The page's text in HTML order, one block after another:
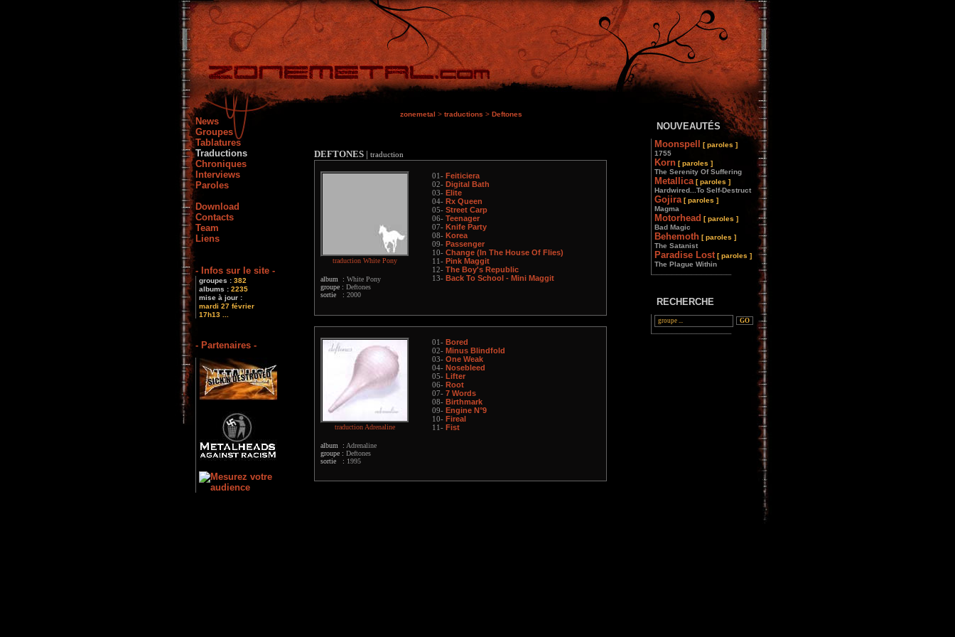
News
Groupes
Tablatures
Traductions
Chroniques
Interviews
Paroles
Download
Contacts
Team
Liens
- Infos sur le site -
groupes : 382
albums : 2235
mise à jour :
mardi 27 février
17h13 ...
- Partenaires -
zonemetal > traductions > Deftones
DEFTONES | traduction
traduction White Pony
album : White Pony
groupe : Deftones
sortie : 2000
01- Feiticiera
02- Digital Bath
03- Elite
04- Rx Queen
05- Street Carp
06- Teenager
07- Knife Party
08- Korea
09- Passenger
10- Change (In The House Of Flies)
11- Pink Maggit
12- The Boy's Republic
13- Back To School - Mini Maggit
traduction Adrenaline
album : Adrenaline
groupe : Deftones
sortie : 1995
01- Bored
02- Minus Blindfold
03- One Weak
04- Nosebleed
05- Lifter
06- Root
07- 7 Words
08- Birthmark
09- Engine N°9
10- Fireal
11- Fist
NOUVEAUTÉS
Moonspell
[ paroles ]
1755
Korn [ paroles ]
The Serenity Of Suffering
Metallica [ paroles ]
Hardwired...To Self-Destruct
Gojira [ paroles ]
Magma
Motorhead [ paroles ]
Bad Magic
Behemoth [ paroles ]
The Satanist
Paradise Lost [ paroles ]
The Plague Within
________________
RECHERCHE
________________